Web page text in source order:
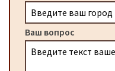
Ваш вопрос